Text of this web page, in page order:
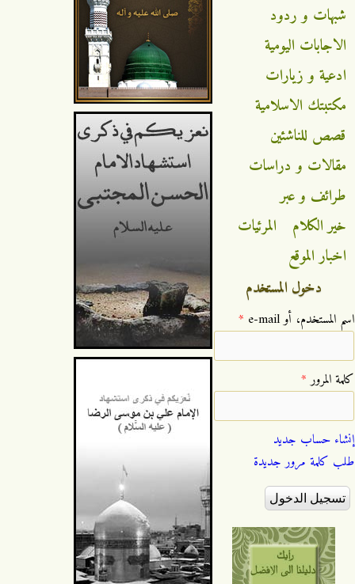
شبهات و ردود
الاجابات اليومية
ادعية و زيارات
مكتبتك الاسلامية
قصص للناشئين
مقالات و دراسات
طرائف و عبر
خير الكلام
المرئيات
اخبار الموقع
دخول المستخدم
‏اسم المستخدم، أو e-mail ‏ *
‏كلمة المرور ‏*
إنشاء حساب جديد
طلب كلمة مرور جديدة